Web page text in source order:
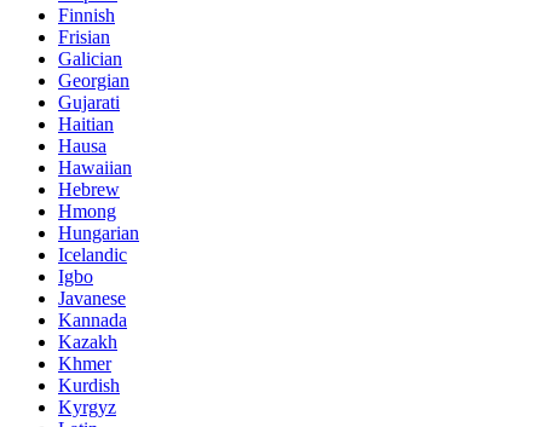
Finnish
Frisian
Galician
Georgian
Gujarati
Haitian
Hausa
Hawaiian
Hebrew
Hmong
Hungarian
Icelandic
Igbo
Javanese
Kannada
Kazakh
Khmer
Kurdish
Kyrgyz